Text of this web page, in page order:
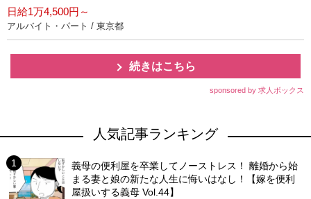
日給1万4,500円～
アルバイト・パート / 東京都
続きはこちら
sponsored by 求人ボックス
人気記事ランキング
義母の便利屋を卒業してノーストレス！ 離婚から始
まる妻と娘の新たな人生に悔いはなし！【嫁を便利
屋扱いする義母 Vol.44】